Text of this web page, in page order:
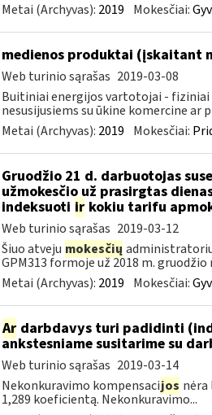
Metai (Archyvas): 2019 Mokesčiai:
medienos produktai (įskaitant
Web turinio sąrašas 2019-03-08
Buitiniai energijos vartotojai - fiziniai
nesusijusiems su ūkine komercine ar
Metai (Archyvas): 2019 Mokesčiai:
Gruodžio 21 d. darbuotojas
užmokesčio už prasirgtas
indeksuoti irkokiu tarifu
Web turinio sąrašas 2019-03-12
Šiuo atveju mokesčių
GPM313 formoje už 2018 m. gruodžio
Metai (Archyvas): 2019 Mokesčiai:
Ardarbdavys turi padidinti
ankstesniame susitarime su
Web turinio sąrašas 2019-03-14
Nekonkuravimo kompensacijos
1,289 koeficientą. Nekonkuravimo...